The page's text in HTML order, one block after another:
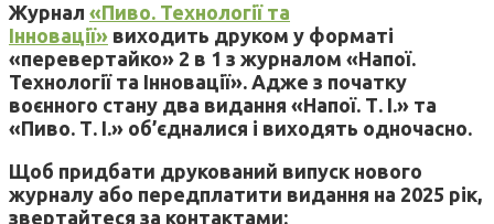
Журнал «Пиво. Технології та
Інновації» виходить друком у форматі
«перевертайко» 2 в 1 з журналом «Напої.
Технології та Інновації». Адже з початку
воєнного стану два видання «Напої. Т. І.» та
«Пиво. Т. І.» об’єдналися і виходять одночасно.
Щоб придбати друкований випуск нового
журналу або передплатити видання на 2025 рік,
звертайтеся за контактами: